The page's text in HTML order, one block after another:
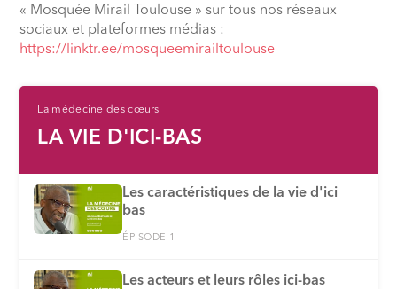
« Mosquée Mirail Toulouse » sur tous nos réseaux
sociaux et plateformes médias :
⁠https://linktr.ee/mosqueemirailtoulouse
La médecine des cœurs
LA VIE D'ICI-BAS
Les caractéristiques de la vie d'ici
bas
ÉPISODE 1
Les acteurs et leurs rôles ici-bas